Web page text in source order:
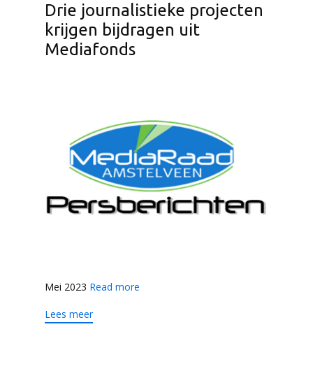
Drie journalistieke projecten
krijgen bijdragen uit
Mediafonds
Mei 2023 Read more
Lees meer